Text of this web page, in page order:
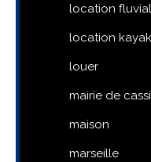
location
location
louer
mairie de
maison
marseille